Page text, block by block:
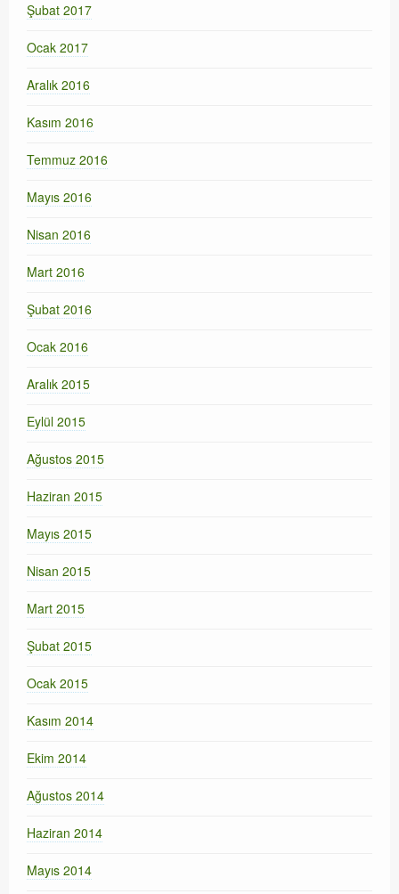
Şubat 2017
Ocak 2017
Aralık 2016
Kasım 2016
Temmuz 2016
Mayıs 2016
Nisan 2016
Mart 2016
Şubat 2016
Ocak 2016
Aralık 2015
Eylül 2015
Ağustos 2015
Haziran 2015
Mayıs 2015
Nisan 2015
Mart 2015
Şubat 2015
Ocak 2015
Kasım 2014
Ekim 2014
Ağustos 2014
Haziran 2014
Mayıs 2014